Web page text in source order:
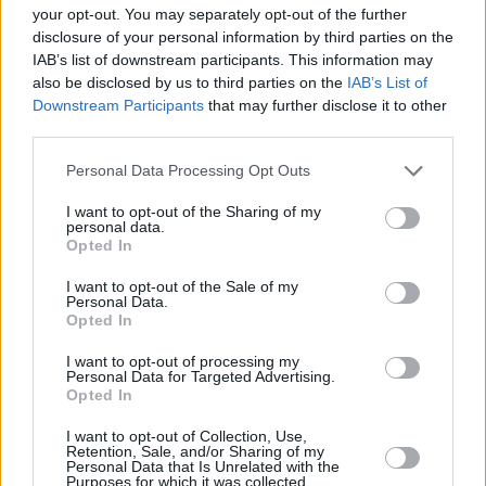
your opt-out. You may separately opt-out of the further
disclosure of your personal information by third parties on the
IAB’s list of downstream participants. This information may
also be disclosed by us to third parties on the IAB’s List of
Downstream Participants that may further disclose it to other
Personal Data Processing Opt Outs
I want to opt-out of the Sharing of my
personal data.
Opted In
I want to opt-out of the Sale of my
Personal Data.
Opted In
I want to opt-out of processing my
Personal Data for Targeted Advertising.
Opted In
I want to opt-out of Collection, Use,
Retention, Sale, and/or Sharing of my
Personal Data that Is Unrelated with the
Purposes for which it was collected.
Noviembre 28, 2024
Tenerife ha acogido este martes la
lanzamientos electrificados de Renault